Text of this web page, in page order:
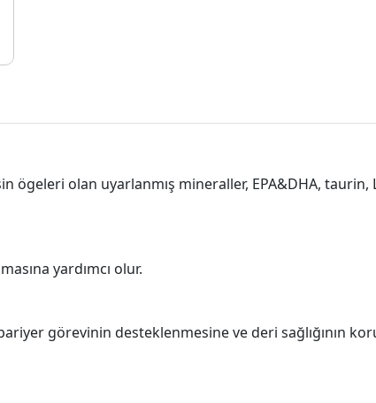
ögeleri olan uyarlanmış mineraller, EPA&DHA, taurin,
yardımcı olur.
görevinin desteklenmesine ve deri sağlığının